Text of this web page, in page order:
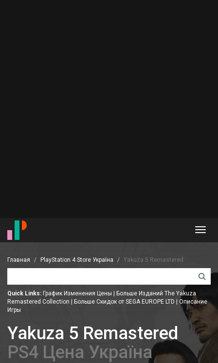
Главная PlayStation 4 Store Україна Yakuza 5 Remastered
Quick Links: График Изменения Цены
Больше Изданий The Yakuza
Remastered Collection
Больше Скидок от SEGA EUROPE LTD
Описание
Игры
Yakuza 5 Remastered
PS4 Цена Україна